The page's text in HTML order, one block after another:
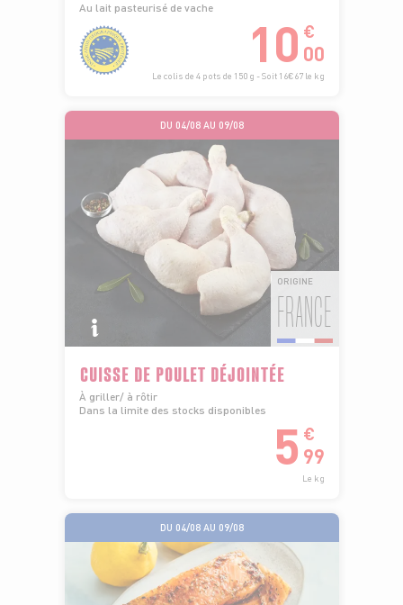
Au lait pasteurisé de vache
10 €
00
Le colis de 4 pots de 150 g - Soit 16€67 le kg
DU 04/08 AU 09/08
ORIGINE
FRANCE
CUISSE DE POULET DÉJOINTÉE
À griller/ à rôtir
Dans la limite des stocks disponibles
5 €
99
Le kg
DU 04/08 AU 09/08